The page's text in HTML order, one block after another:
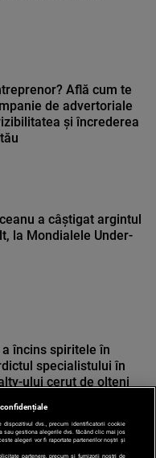
Află cum te
de advertoriale
și încrederea
a câştigat argintul
la Mondialele Under-
a încins spiritele în
specialistului în
ului cerut de olteni
confidențiale
dvs., precum identificatorii cookie
sau gestiona alegerile dvs. făcând clic mai jos
alegeri vor fi raportate partenerilor noștri și
partenere, precum si furnizorii nostri de